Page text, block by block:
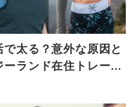
で太る？意外な原因と
ランド在住トレーナ